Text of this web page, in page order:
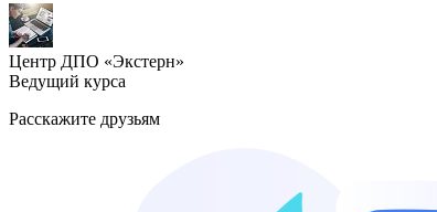
Центр ДПО «Экстерн»
Ведущий курса
Расскажите друзьям